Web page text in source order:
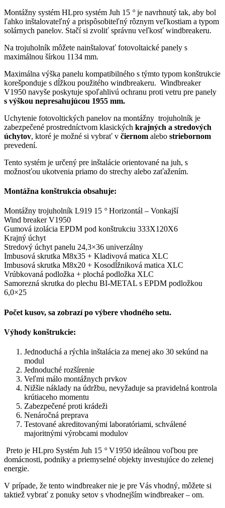
Montážny systém HLpro systém Juh 15 °je navrhnutý tak, aby bol
ľahko inštalovateľný a prispôsobiteľný rôznym veľkostiam a typom
solárnych panelov. Stačí si zvoliť správnu veľkosť windbreakeru.
Na trojuholník môžete nainštalovať fotovoltaické panely s
maximálnou šírkou 1134 mm.
Maximálna výška panelu kompatibilného s týmto typom konštrukcie
korešponduje s dĺžkou použitého windbreakeru. Windbreaker
V1950 navyše poskytuje spoľahlivú ochranu proti vetru pre panely
s výškou nepresahujúcou 1955 mm.
Uchytenie fotovoltických panelov na montážny trojuholník je
zabezpečené prostredníctvom klasických krajných a stredových
úchytov, ktoré je možné si vybrať v čiernom alebo striebornom
prevedení.
Tento systém je určený pre inštalácie orientované na juh, s
možnosťou ukotvenia priamo do strechy alebo zaťažením.
Montážna konštrukcia obsahuje:
Montážny trojuholník L919 15 °Horizontál – Vonkajší
Wind breaker V1950
Gumová izolácia EPDM pod konštrukciu 333X120X6
Krajný úchyt
Stredový úchyt panelu 24,3×36 univerzálny
Imbusová skrutka M8x35 + Kladivová matica XLC
Imbusová skrutka M8x20 + Kosodĺžniková matica XLC
Vrúbkovaná podložka + plochá podložka XLC
Samorezná skrutka do plechu BI-METAL s EPDM podložkou
6,0×25
Počet kusov, sa zobrazí po výbere vhodného setu.
Výhody konštrukcie:
Jednoduchá a rýchla inštalácia za menej ako 30 sekúnd na
modul
Jednoduché rozšírenie
Veľmi málo montážnych prvkov
Nižšie náklady na údržbu, nevyžaduje sa pravidelná kontrola
krútiaceho momentu
Zabezpečené proti krádeži
Nenáročná preprava
Testované akreditovanými laboratóriami, schválené
majoritnými výrobcami modulov
Preto je HLpro Systém Juh 15 °V1950 ideálnou voľbou pre
domácnosti, podniky a priemyselné objekty investujúce do zelenej
energie.
V prípade, že tento windbreaker nie je pre Vás vhodný, môžete si
taktiež vybrať z ponuky setov s vhodnejším windbreaker – om.